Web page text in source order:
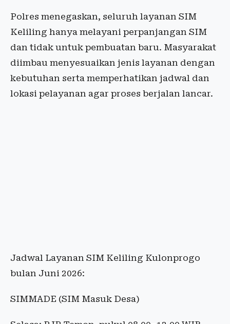
Polres menegaskan, seluruh layanan SIM
Keliling hanya melayani perpanjangan SIM
dan tidak untuk pembuatan baru. Masyarakat
diimbau menyesuaikan jenis layanan dengan
kebutuhan serta memperhatikan jadwal dan
lokasi pelayanan agar proses berjalan lancar.
Jadwal Layanan SIM Keliling Kulonprogo
bulan Juni 2026:
SIMMADE (SIM Masuk Desa)